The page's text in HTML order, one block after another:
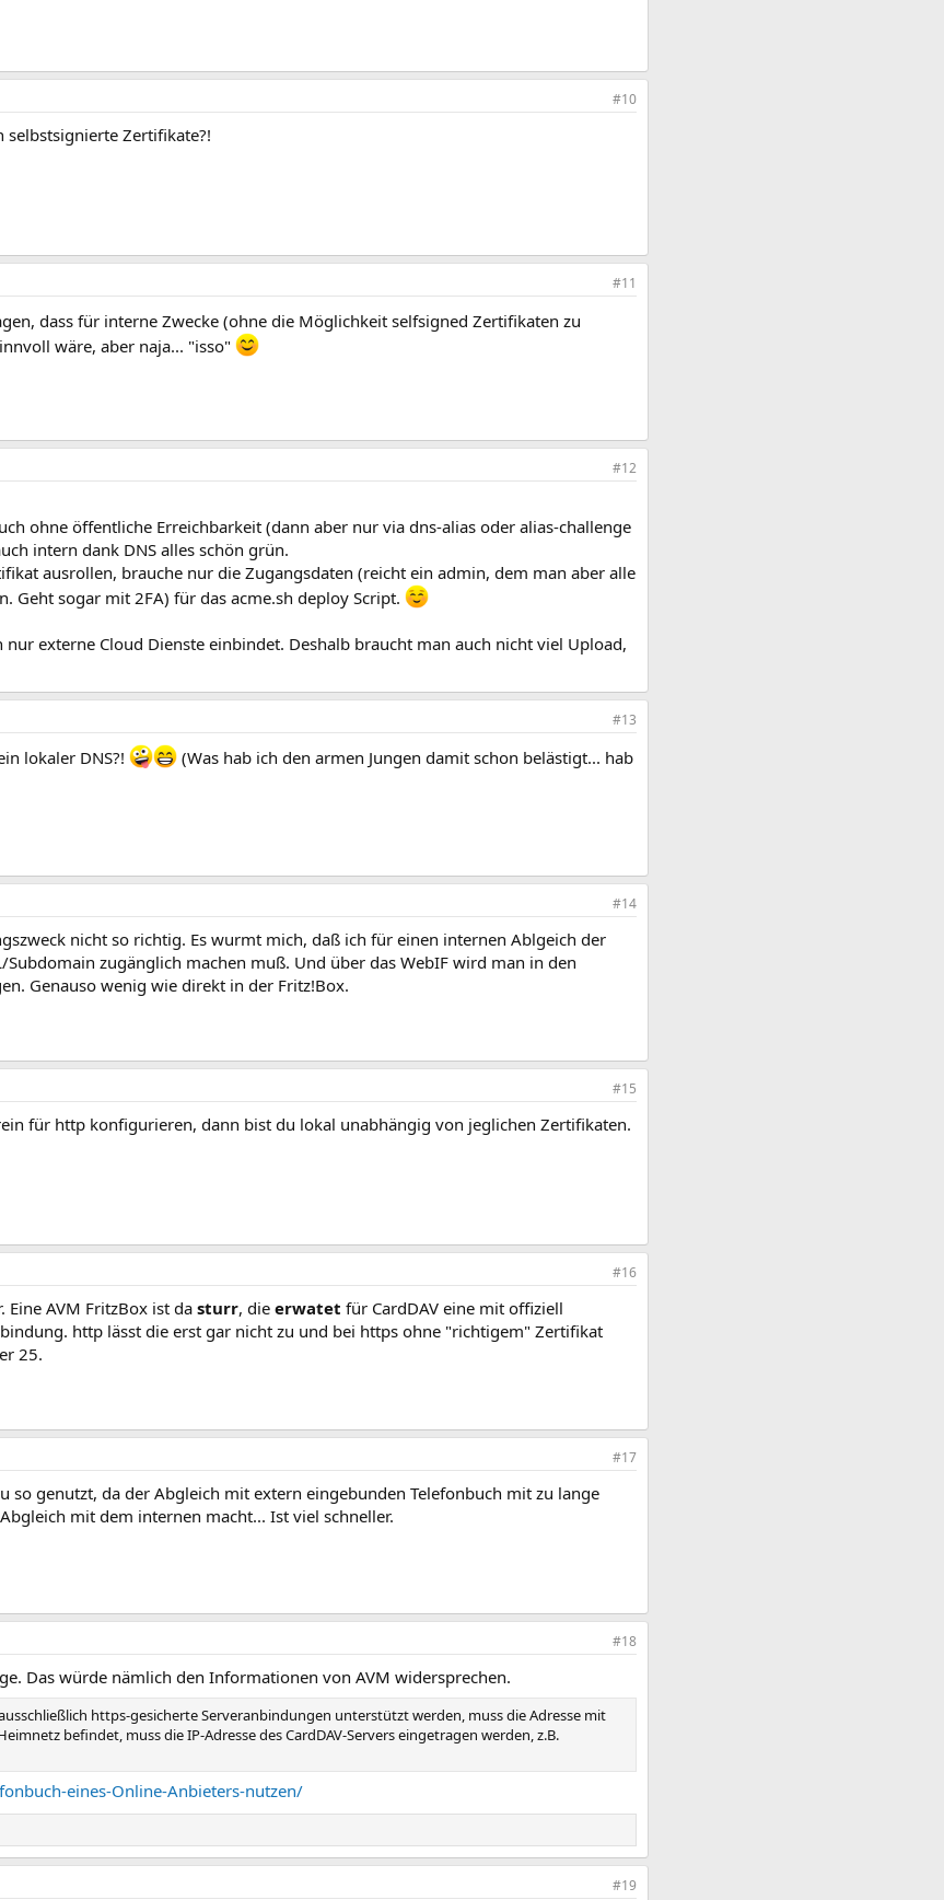
#10
selbstsignierte Zertifikate?!
#11
dass für interne Zwecke (ohne die Möglichkeit selfsigned Zertifikaten zu
wäre, aber naja... "isso"
#12
ohne öffentliche Erreichbarkeit (dann aber nur via dns-alias oder alias-challenge
intern dank DNS alles schön grün.
ausrollen, brauche nur die Zugangsdaten (reicht ein admin, dem man aber alle
Geht sogar mit 2FA) für das acme.sh deploy Script.
externe Cloud Dienste einbindet. Deshalb braucht man auch nicht viel Upload,
#13
lokaler DNS?!
(Was hab ich den armen Jungen damit schon belästigt... hab
#14
nicht so richtig. Es wurmt mich, daß ich für einen internen Ablgeich der
zugänglich machen muß. Und über das WebIF wird man in den
Genauso wenig wie direkt in der Fritz!Box.
#15
für http konfigurieren, dann bist du lokal unabhängig von jeglichen Zertifikaten.
#16
AVM FritzBox ist dasturr, die erwatet für CardDAV eine mit offiziell
http lässt die erst gar nicht zu und bei https ohne "richtigem" Zertifikat
25.
#17
so genutzt, da der Abgleich mit extern eingebunden Telefonbuch mit zu lange
mit dem internen macht... Ist viel schneller.
#18
Das würde nämlich den Informationen von AVM widersprechen.
ausschließlich https-gesicherte Serveranbindungen unterstützt werden, muss die Adresse mit
befindet, muss die IP-Adresse des CardDAV-Servers eingetragen werden, z.B.
eines-Online-Anbieters-nutzen/
#19